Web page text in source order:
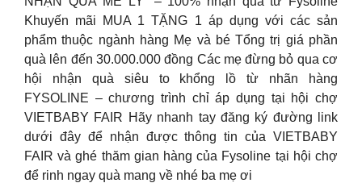
Khuyến mãi MUA 1 TẶNG 1 áp dụng với các sản
phẩm thuộc ngành hàng Mẹ và bé Tổng trị giá phần
quà lên đến 30.000.000 đồng Các mẹ đừng bỏ qua cơ
hội nhận quà siêu to khổng lồ từ nhãn hàng
FYSOLINE – chương trình chỉ áp dụng tại hội chợ
VIETBABY FAIR Hãy nhanh tay đăng ký đường link
dưới đây để nhận được thông tin của VIETBABY
FAIR và ghé thăm gian hàng của Fysoline tại hội chợ
để rinh ngay quà mang về nhé ba mẹ ơi